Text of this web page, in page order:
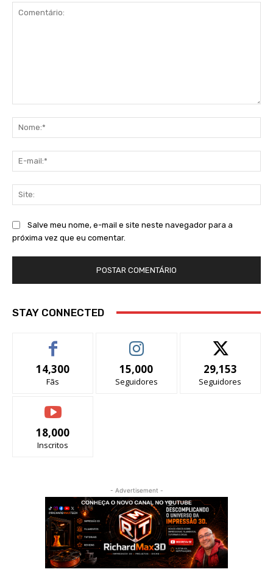
Salve meu nome, e-mail e site neste navegador para a
próxima vez que eu comentar.
STAY CONNECTED
14,300
Fãs
15,000
Seguidores
29,153
Seguidores
18,000
Inscritos
- Advertisement -